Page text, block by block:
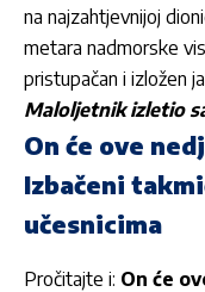
na najzahtjevnijoj
metara nadmorske
pristupačan i izložen
Maloljetnik izletio
On će ove
Izbačeni
učesnicima
Pročitajte i: On će